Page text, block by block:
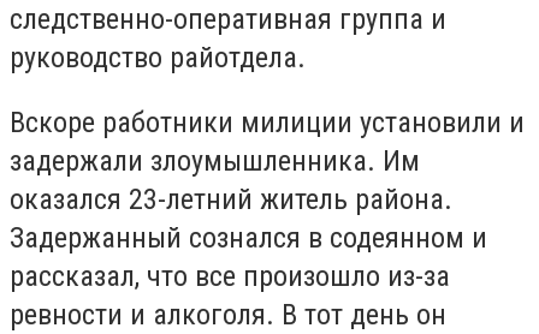
следственно-оперативная группа и
руководство райотдела.
Вскоре работники милиции установили и
задержали злоумышленника. Им
оказался 23-летний житель района.
Задержанный сознался в содеянном и
рассказал, что все произошло из-за
ревности и алкоголя. В тот день он